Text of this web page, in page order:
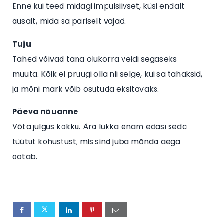
Enne kui teed midagi impulsiivset, küsi endalt
ausalt, mida sa päriselt vajad.
Tuju
Tähed võivad täna olukorra veidi segaseks
muuta. Kõik ei pruugi olla nii selge, kui sa tahaksid,
ja mõni märk võib osutuda eksitavaks.
Päeva nõuanne
Võta julgus kokku. Ära lükka enam edasi seda
tüütut kohustust, mis sind juba mõnda aega
ootab.